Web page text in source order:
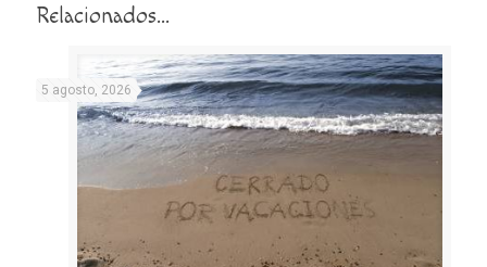
Relacionados...
5 agosto, 2026